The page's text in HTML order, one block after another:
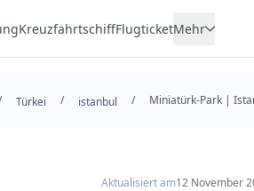
KreuzfahrtschiffFlugticketMehr
Hotel
Türkei / istanbul / Miniatürk-Park |
Aktualisiert am12 November